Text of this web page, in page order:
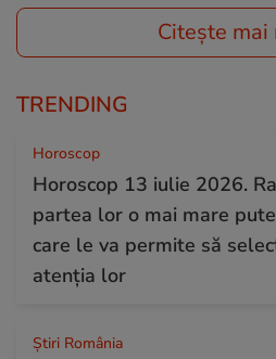
Citește mai
TRENDING
Horoscop
Horoscop 13 iulie 2026.
partea lor o mai mare
care le va permite să
atenția lor
Știri România